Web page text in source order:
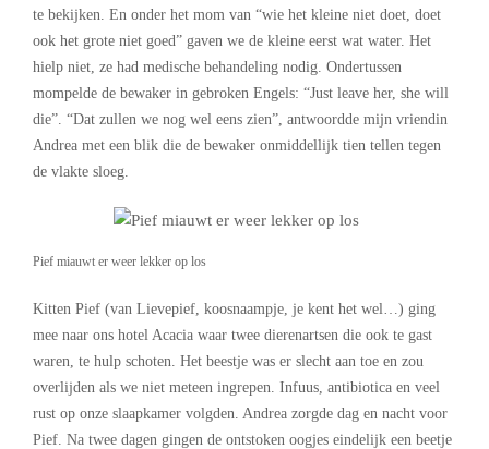
te bekijken. En onder het mom van “wie het kleine niet doet, doet
ook het grote niet goed” gaven we de kleine eerst wat water. Het
hielp niet, ze had medische behandeling nodig. Ondertussen
mompelde de bewaker in gebroken Engels: “Just leave her, she will
die”. “Dat zullen we nog wel eens zien”, antwoordde mijn vriendin
Andrea met een blik die de bewaker onmiddellijk tien tellen tegen
de vlakte sloeg.
Pief miauwt er weer lekker op los
Kitten Pief (van Lievepief, koosnaampje, je kent het wel…) ging
mee naar ons hotel Acacia waar twee dierenartsen die ook te gast
waren, te hulp schoten. Het beestje was er slecht aan toe en zou
overlijden als we niet meteen ingrepen. Infuus, antibiotica en veel
rust op onze slaapkamer volgden. Andrea zorgde dag en nacht voor
Pief. Na twee dagen gingen de ontstoken oogjes eindelijk een beetje